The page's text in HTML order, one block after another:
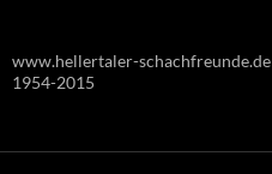
www.hellertaler-schachfreunde.de
1954-2015